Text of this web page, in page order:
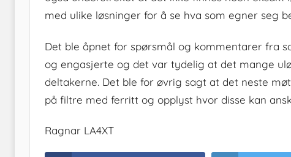
med ulike løsninger for å se hva som egner seg
Det ble åpnet for spørsmål og kommentarer fra
og engasjerte og det var tydelig at det mange
deltakerne. Det ble for øvrig sagt at det neste
på filtre med ferritt og opplyst hvor disse kan
Ragnar LA4XT